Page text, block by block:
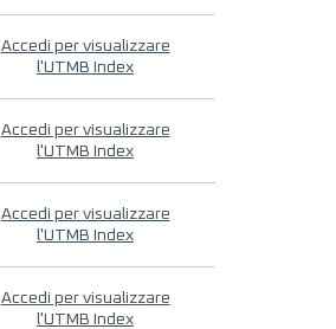
Accedi per visualizzare
l'UTMB Index
Accedi per visualizzare
l'UTMB Index
Accedi per visualizzare
l'UTMB Index
Accedi per visualizzare
l'UTMB Index